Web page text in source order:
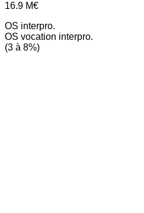
16.9 M€
OS interpro.
OS vocation interpro.
(3 à 8%)